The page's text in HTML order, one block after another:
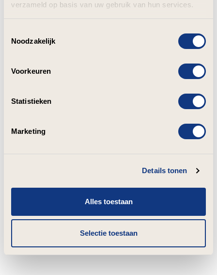
verzameld op basis van uw gebruik van hun services.
Noodzakelijk
Voorkeuren
Statistieken
Marketing
Details tonen
Alles toestaan
Selectie toestaan